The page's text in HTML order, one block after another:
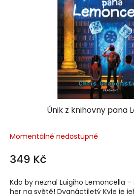
Únik z knihovny pana
Momentálně nedostupné
349 Kč
Kdo by neznal Luigiho Lemoncella
her na světě! Dvanáctiletý Kyle je